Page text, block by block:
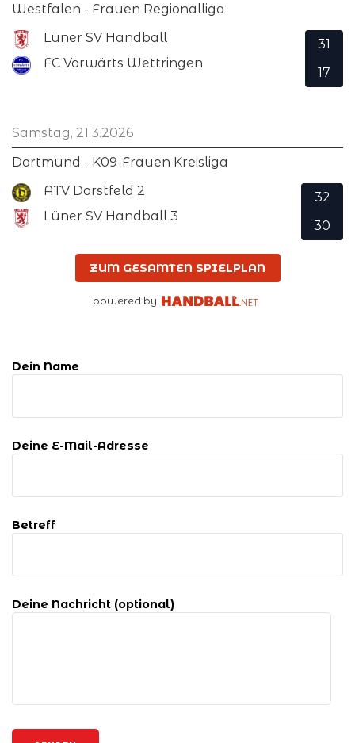
Westfalen - Frauen Regionalliga
Lüner SV Handball
FC Vorwärts Wettringen
31
17
Samstag, 21.3.2026
Dortmund - K09-Frauen Kreisliga
ATV Dorstfeld 2
Lüner SV Handball 3
32
30
ZUM GESAMTEN SPIELPLAN
powered by
Dein Name
Deine E-Mail-Adresse
Betreff
Deine Nachricht (optional)